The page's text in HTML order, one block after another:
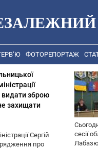
ФОТОРЕПОРТАЖ
зброю
захищати
Сергій
про
сесії